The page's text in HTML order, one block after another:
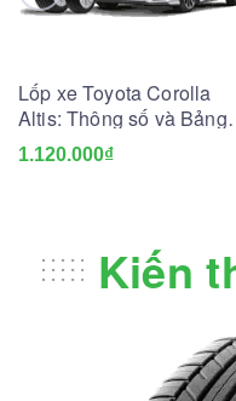
Lốp xe Toyota Corolla
Altis: Thông số và Bảng
giá mới nhất
1.120.000₫
Kiến